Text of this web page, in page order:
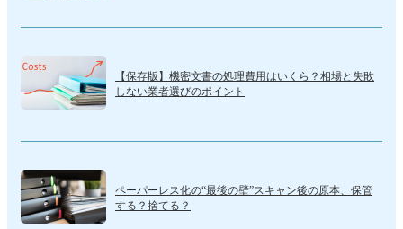
【保存版】機密文書の処理費用はいくら？相場と失敗
しない業者選びのポイント
ペーパーレス化の“最後の壁”スキャン後の原本、保管
する？捨てる？